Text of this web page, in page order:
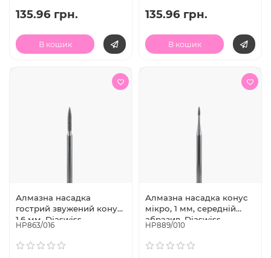
135.96 грн.
В кошик
135.96 грн.
В кошик
Алмазна насадка
гострий звужений конус,
1.6 мм, Diaswiss
(Швейцарія)
(абразивність в
асортименті)
HP863/016
Алмазна насадка конус
мікро, 1 мм, середній
абразив, Diaswiss
(Швейцарія)
HP889/010